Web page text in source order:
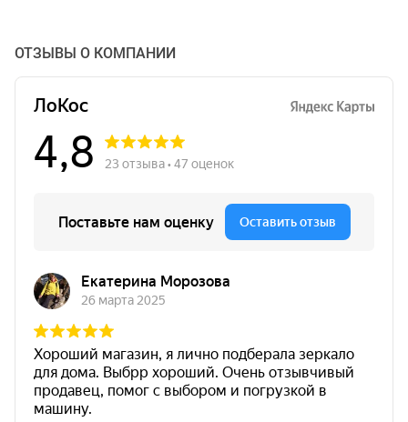
ОТЗЫВЫ О КОМПАНИИ